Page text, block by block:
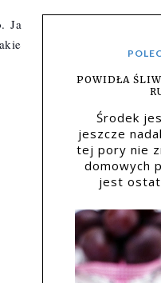
Ja
POWIDŁA
Środek
jeszcze
tej pory nie
domowych
jest